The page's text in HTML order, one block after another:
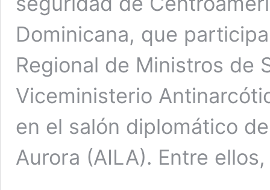
Dominicana, que
Regional de Ministros de
Viceministerio
en el salón diplomático
Aurora (AILA). Entre